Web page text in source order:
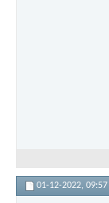
01-12-2022, 09:57